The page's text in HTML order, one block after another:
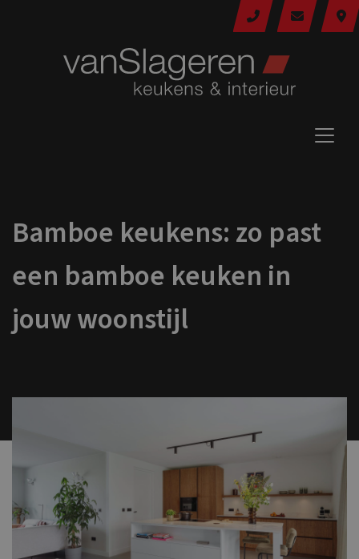
Bamboe keukens: zo past
een bamboe keuken in
jouw woonstijl